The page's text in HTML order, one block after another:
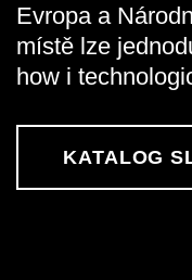
Evropa a
místě lze
how i
KATALOG